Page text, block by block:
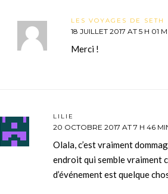
LES VOYAGES DE SETH
18 JUILLET 2017 AT 5 H 01
Merci !
LILIE
20 OCTOBRE 2017 AT 7 H 46
Olala, c’est vraiment
endroit qui semble vraiment
d’événement est quelque